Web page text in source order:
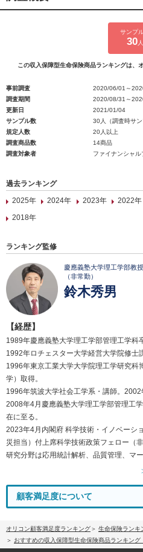
サンプ
30 人
この収入保障型生命保険商品ランキングは、
事前調査
2020/06/01～
調査期間
2020/08/31～
更新日
2021/01/04
サンプル数
30人（調査時サン
規定人数
20人以上
調査商品数
14商品
調査対象者
ファイナンシャル
過去ランキング
2025年
2024年 2023年 2022年
2018年
ランキング監修
慶應義塾大学理工学部教
（非常勤）
鈴木秀男
【経歴】
1989年慶應義塾大学理工学部管理工学科
1992年ロチェスター大学経営大学院修士
1996年東京工業大学大学院理工学研究科
学）取得。
1996年筑波大学社会工学系・講師。2002
2008年4月慶應義塾大学理工学部管理工
在に至る。
2023年4月内閣府 科学技術・イノベーシ
災担当）付上席科学技術政策フェロー（非
研究分野は応用統計解析、品質管理、マー
顧客満足度について
オリコン顧客満足度ランキング
生命保険ランキ
おすすめの収入保障型生命保険商品ランキング